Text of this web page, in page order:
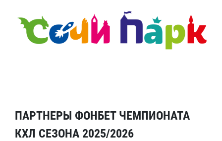
ПАРТНЕРЫ ФОНБЕТ ЧЕМПИОНАТА
КХЛ СЕЗОНА 2025/2026